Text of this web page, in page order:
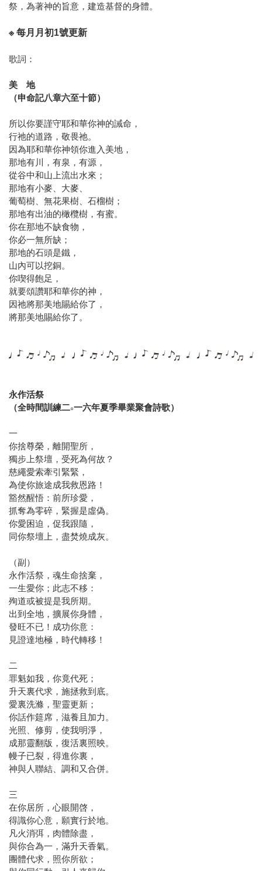
祭，為著神的旨意，建造基督的身體。
※ 每月月初1號更新
歌詞：
美 地
（申命記八章六至十節）
所以你要謹守耶和華你神的誡命，
行祂的道路，敬畏祂。
因為耶和華你神領你進入美地，
那地有川，有泉，有源，
從谷中和山上流出水來；
那地有小麥、大麥、
葡萄樹、無花果樹、石榴樹；
那地有出油的橄欖樹，有蜜。
你在那地不缺食物，
你必一無所缺；
那地的石頭是鐵，
山內可以挖銅。
你喫得飽足，
就要頌讚耶和華你的神，
因祂將那美地賜給你了，
將那美地賜給你了。
永作活祭
（全時間訓練二○一六年夏季畢業聚會詩歌）
一
你捨尊榮，離開聖所，
獨步上祭壇，受死為何故？
慈繩愛索牽引緊緊，
為使你旅途成我救恩路！
豁然醒悟：前所珍愛，
抓奪為零碎，緊握是虛偽。
你愛困迫，促我跟隨，
同你祭壇上，盡焚燒成灰。
（副）
永作活祭，魂生命捨棄，
一生愛你；此志不移：
殉道或被提是我所期。
出到全地，擴展你身體，
發旺不已！成功你意：
見證達地極，時代轉移！
二
罪魁如我，你竟代死；
升天裏代求，施拯救到底。
愛裏洗滌，聖靈更新；
你話作筵席，滋養且加力。
光照、修剪，使我明淨，
成那靈翻版，復活裏照映。
幔子已裂，得進你裏，
神與人聯結、調和又合併。
三
在你居所，心眼開啓，
得識你心意，願實行於地。
凡火消弭，肉體除盡，
與你合為一，滿升天香氣。
團體代求，照你所欲；